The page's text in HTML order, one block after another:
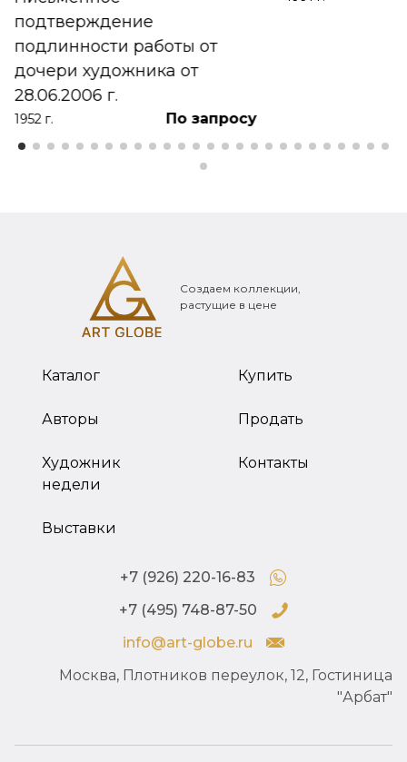
подтверждение
подлинности работы от
дочери художника от
28.06.2006 г.
1952 г. По запросу
Создаем коллекции,
растущие в цене
Каталог
Авторы
Художник
недели
Выставки
Купить
Продать
Контакты
+7 (926) 220-16-83
+7 (495) 748-87-50
info@art-globe.ru
Москва, Плотников переулок, 12, Гостиница
"Арбат"